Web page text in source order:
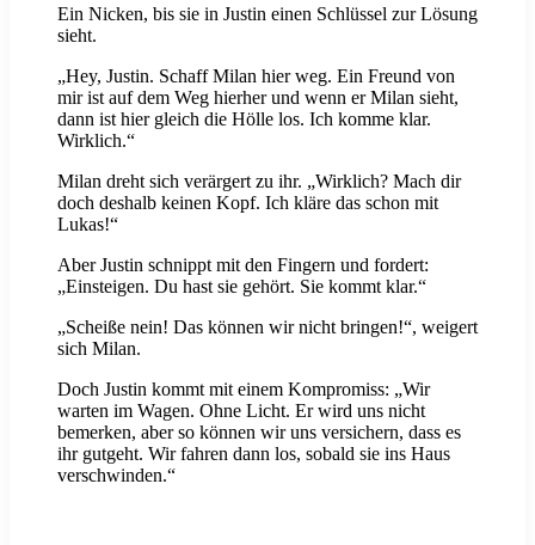
Ein Nicken, bis sie in Justin einen Schlüssel zur Lösung
sieht.
„Hey, Justin. Schaff Milan hier weg. Ein Freund von
mir ist auf dem Weg hierher und wenn er Milan sieht,
dann ist hier gleich die Hölle los. Ich komme klar.
Wirklich.“
Milan dreht sich verärgert zu ihr. „Wirklich? Mach dir
doch deshalb keinen Kopf. Ich kläre das schon mit
Lukas!“
Aber Justin schnippt mit den Fingern und fordert:
„Einsteigen. Du hast sie gehört. Sie kommt klar.“
„Scheiße nein! Das können wir nicht bringen!“, weigert
sich Milan.
Doch Justin kommt mit einem Kompromiss: „Wir
warten im Wagen. Ohne Licht. Er wird uns nicht
bemerken, aber so können wir uns versichern, dass es
ihr gutgeht. Wir fahren dann los, sobald sie ins Haus
verschwinden.“